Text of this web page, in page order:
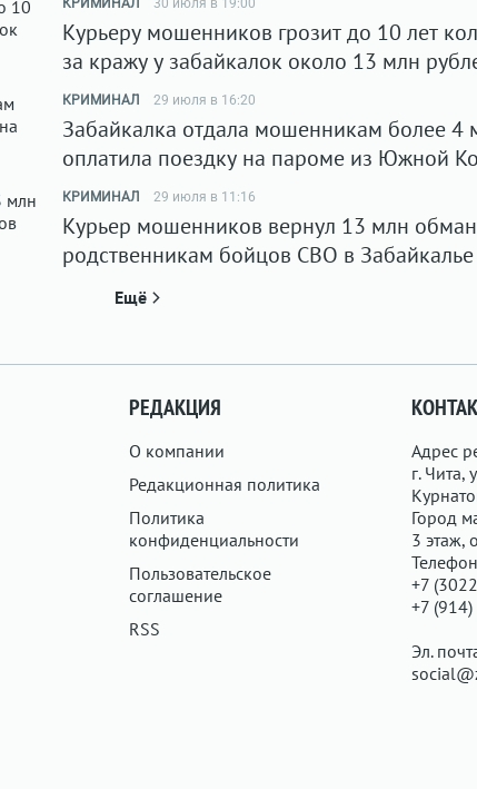
КРИМИНАЛ 30 июля в 19:00
Курьеру мошенников грозит до 10 лет
за кражу у забайкалок около 13 млн
КРИМИНАЛ 29 июля в 16:20
Забайкалка отдала мошенникам более 4
оплатила поездку на пароме из Южной
КРИМИНАЛ 29 июля в 11:16
Курьер мошенников вернул 13 млн
родственникам бойцов СВО в Забайкалье
Ещё
РЕДАКЦИЯ
О компании
Редакционная политика
Политика
конфиденциальности
Пользовательское
соглашение
RSS
Адрес
г. Чита,
Город
3 этаж,
+7
+7
Эл.